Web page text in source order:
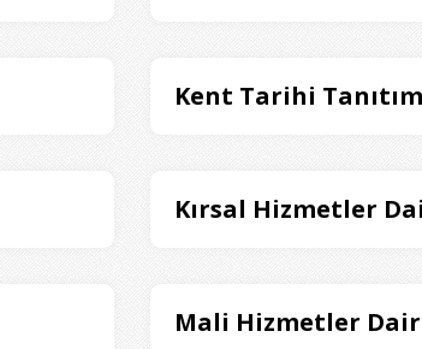
Kent Tarihi
Kırsal Hizmetler
Mali Hizmetler